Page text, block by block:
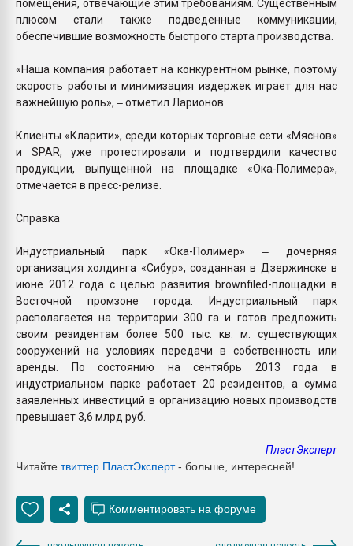
помещения, отвечающие этим требованиям. Существенным
плюсом стали также подведенные коммуникации,
обеспечившие возможность быстрого старта производства.
«Наша компания работает на конкурентном рынке, поэтому
скорость работы и минимизация издержек играет для нас
важнейшую роль», ‒ отметил Ларионов.
Клиенты «Кларити», среди которых торговые сети «Мяснов»
и SPAR, уже протестировали и подтвердили качество
продукции, выпущенной на площадке «Ока-Полимера»,
отмечается в пресс-релизе.
Справка
Индустриальный парк «Ока-Полимер» ‒ дочерняя
организация холдинга «Сибур», созданная в Дзержинске в
июне 2012 года с целью развития brownfiled-площадки в
Восточной промзоне города. Индустриальный парк
располагается на территории 300 га и готов предложить
своим резидентам более 500 тыс. кв. м. существующих
сооружений на условиях передачи в собственность или
аренды. По состоянию на сентябрь 2013 года в
индустриальном парке работает 20 резидентов, а сумма
заявленных инвестиций в организацию новых производств
превышает 3,6 млрд руб.
ПластЭксперт
Читайте твиттер ПластЭксперт- больше, интересней!